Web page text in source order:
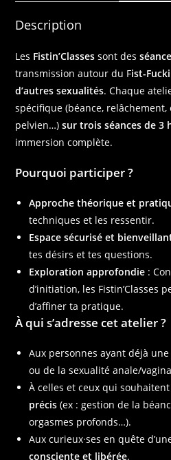
Description
Les Fistin’Classes sont des
transmission autour du Fist-
d’autres sexualités. Chaque
spécifique (béance, relâchement,
pelvien…) sur trois séances de 3
immersion complète.
Pourquoi participer ?
Approche théorique et
techniques et les ressentir.
Espace sécurisé et
tes désirs et tes questions.
Exploration approfondie :
d’initiation, les Fistin’Classes
d’affiner ta pratique.
À qui s’adresse cet atelier ?
Aux personnes ayant déjà
ou de la sexualité anale/
À celles et ceux qui
précis (ex : gestion de la
orgasmes profonds…).
Aux curieux·ses en quête
consciente et libérée.